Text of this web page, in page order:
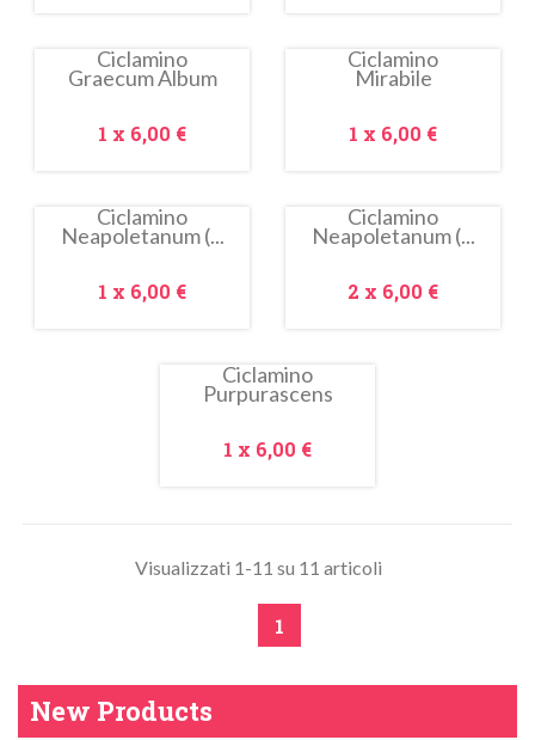
Ciclamino
Graecum Album
Prezzo
1 x 6,00 €
Ciclamino
Mirabile
Prezzo
1 x 6,00 €
Ciclamino
Neapoletanum (...
Prezzo
1 x 6,00 €
Ciclamino
Neapoletanum (...
Prezzo
2 x 6,00 €
Ciclamino
Purpurascens
Prezzo
1 x 6,00 €
Visualizzati 1-11 su 11 articoli
1
New Products